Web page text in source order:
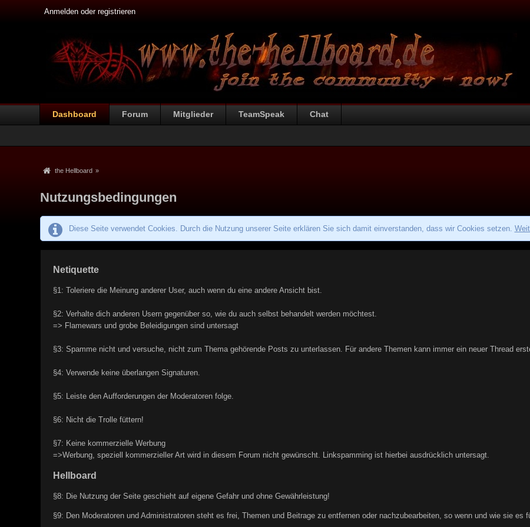
Anmelden oder registrieren
Dashboard Forum Mitglieder TeamSpeak Chat
the Hellboard »
Nutzungsbedingungen
Diese Seite verwendet Cookies. Durch die Nutzung unserer Seite erklären Sie sich damit einverstanden, dass wir Cookies setzen.
Netiquette
§1: Toleriere die Meinung anderer User, auch wenn du eine andere Ansicht bist.
§2: Verhalte dich anderen Usern gegenüber so, wie du auch selbst behandelt werden möchtest.
=> Flamewars und grobe Beleidigungen sind untersagt
§3: Spamme nicht und versuche, nicht zum Thema gehörende Posts zu unterlassen. Für andere Themen kann immer ein neuer Thread
§4: Verwende keine überlangen Signaturen.
§5: Leiste den Aufforderungen der Moderatoren folge.
§6: Nicht die Trolle füttern!
§7: Keine kommerzielle Werbung
=>Werbung, speziell kommerzieller Art wird in diesem Forum nicht gewünscht. Linkspamming ist hierbei ausdrücklich untersagt.
Hellboard
§8: Die Nutzung der Seite geschieht auf eigene Gefahr und ohne Gewährleistung!
§9: Den Moderatoren und Administratoren steht es frei, Themen und Beitrage zu entfernen oder nachzubearbeiten, so wenn und wie sie es